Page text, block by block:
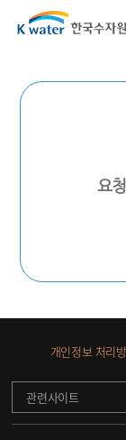
요
개인정보 처리
관련사이트